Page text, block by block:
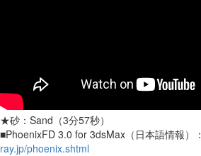
★砂：Sand（3分57秒）
■PhoenixFD 3.0 for 3dsMax（日本語情報）：
ray.jp/phoenix.shtml